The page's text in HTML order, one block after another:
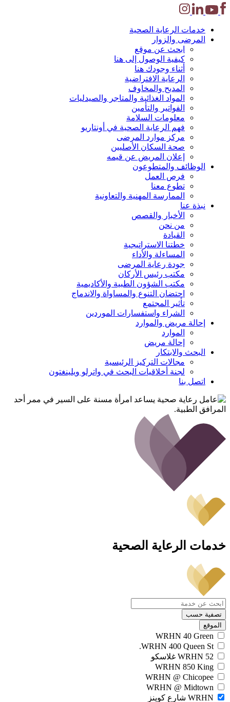
خدمات الرعاية الصحية
المرضى والزوار
ابحث عن موقع
كيفية الوصول إلى هنا
أثناء وجودك هنا
الرعاية الافتراضية
المديح والمخاوف
المواد الغذائية والمتاجر والصيدليات
الفواتير والتأمين
معلومات السلامة
فهم الرعاية الصحية في أونتاريو
مركز موارد المرضى
صحة السكان الأصليين
إعلان المريض عن قيمه
الوظائف والمتطوعون
فرص العمل
تطوع معنا
الممارسة المهنية والتعاونية
نبذة عنا
الأخبار والقصص
من نحن
القيادة
خطتنا الاستراتيجية
المساءلة والأداء
جودة رعاية المرضى
مكتب رئيس الأركان
مكتب الشؤون الطبية والأكاديمية
احتضان التنوع والمساواة والاندماج
تأثير المجتمع
الشراء واستفسارات الموردين
إحالة مريض والموارد
الموارد
إحالة مريض
البحث والابتكار
مجالات التركيز الرئيسية
لجنة أخلاقيات البحث في واترلو ويلينغتون
اتصل بنا
خدمات الرعاية الصحية
تصفية حسب
الموقع
WRHN 40 Green
WRHN 400 Queen St.
WRHN 52 غلاسكو
WRHN 850 King
WRHN @ Chicopee
WRHN @ Midtown
WRHN شارع كوينز